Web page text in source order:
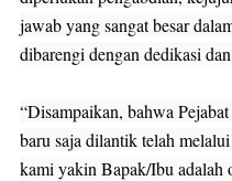
jawab yang sangat besar
dibarengi dengan dedikasi
“Disampaikan, bahwa
baru saja dilantik telah
kami yakin Bapak/Ibu adalah